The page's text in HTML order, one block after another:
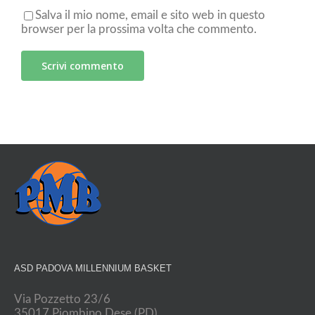
Salva il mio nome, email e sito web in questo
browser per la prossima volta che commento.
ASD PADOVA MILLENNIUM BASKET
Via Pozzetto 23/6